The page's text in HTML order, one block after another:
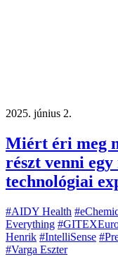
2025. június 2.
Miért éri meg
részt venni
technológiai
#AIDY Health
Everything
Henrik #IntelliSense
#Varga Eszter